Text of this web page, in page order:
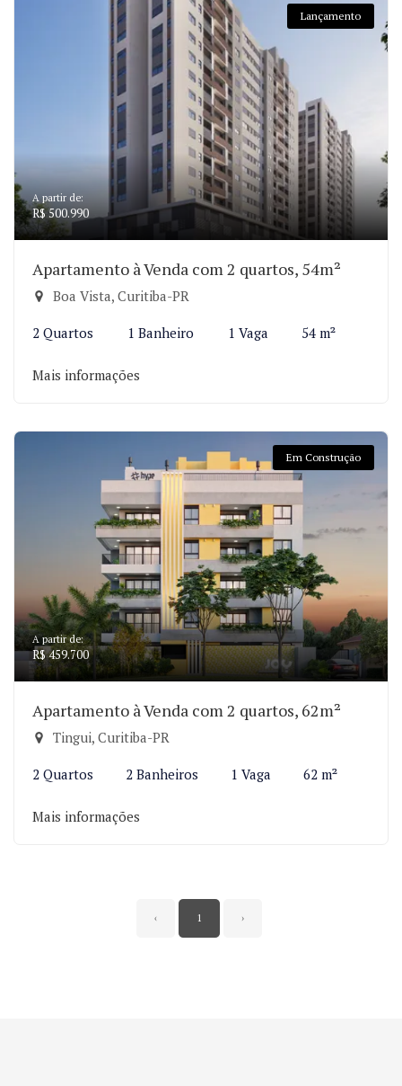
Lançamento
A partir de:
R$ 500.990
Apartamento à Venda com 2 quartos, 54m²
Boa Vista, Curitiba-PR
2 Quartos 1 Banheiro 1 Vaga 54 m²
Mais informações
Em Construção
A partir de:
R$ 459.700
Apartamento à Venda com 2 quartos, 62m²
Tingui, Curitiba-PR
2 Quartos 2 Banheiros 1 Vaga 62 m²
Mais informações
‹ 1 ›